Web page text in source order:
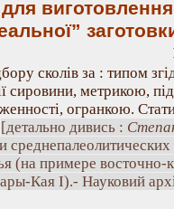
сколів за : типом
сировини, метрикою,
огранкою.
[детально дивись :
(на примере восточно-
Кая I).- Науковий